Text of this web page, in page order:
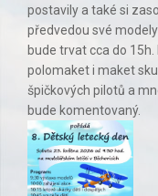
postavily a také si
předvedou své
bude trvat cca do
polomaket i maket
špičkových pilotů a
bude komentovaný.